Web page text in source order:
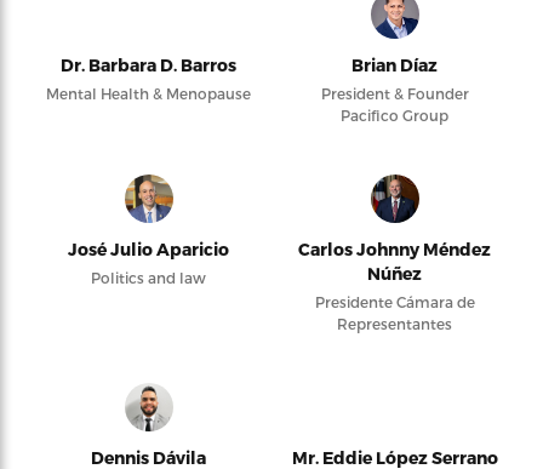
Dr. Barbara D. Barros
Mental Health & Menopause
Brian Díaz
President & Founder
Pacifico Group
José Julio Aparicio
Politics and law
Carlos Johnny Méndez
Núñez
Presidente Cámara de
Representantes
Dennis Dávila Mr. Eddie López Serrano